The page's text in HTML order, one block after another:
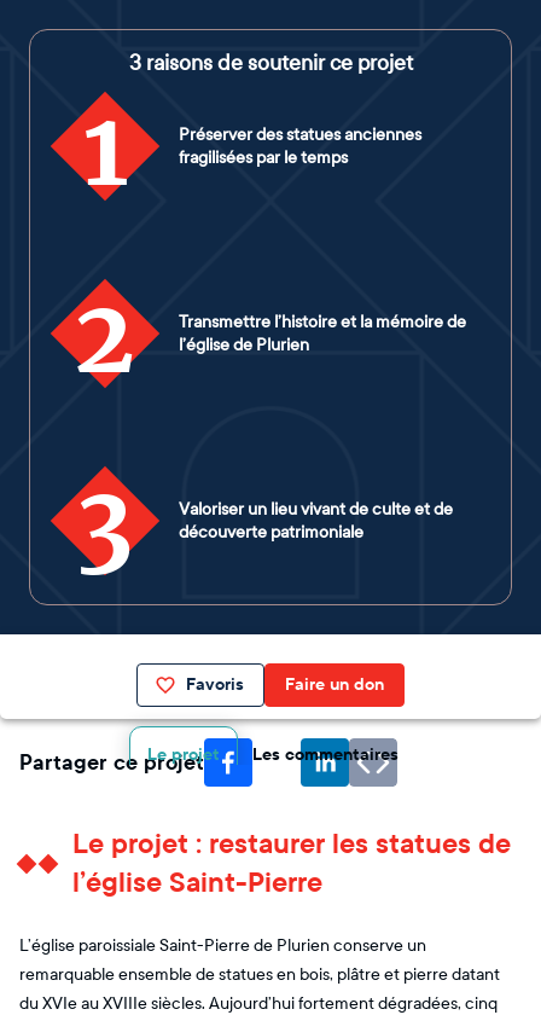
3 raisons de soutenir ce projet
1
Préserver des statues anciennes
fragilisées par le temps
2
Transmettre l’histoire et la mémoire de
l’église de Plurien
3
Valoriser un lieu vivant de culte et de
découverte patrimoniale
Favoris Faire un don
Le projet Les commentaires
Partager ce projet
Le projet : restaurer les statues de
l’église Saint-Pierre
L’église paroissiale Saint-Pierre de Plurien conserve un
remarquable ensemble de statues en bois, plâtre et pierre datant
du XVIe au XVIIIe siècles. Aujourd’hui fortement dégradées, cinq